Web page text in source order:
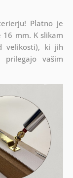
Platno je
mm. K slikam
velikosti), ki jih
vašim